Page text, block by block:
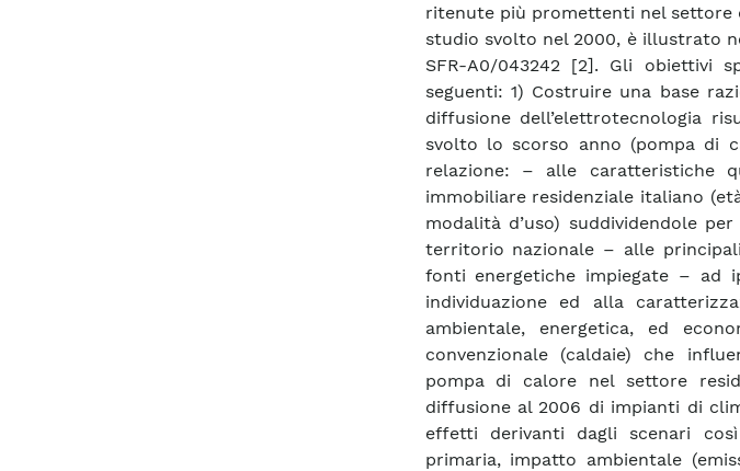
ritenute più promettenti nel settore
studio svolto nel 2000, è illustrato
SFR-A0/043242 [2]. Gli obiettivi
seguenti: 1) Costruire una base
diffusione dell’elettrotecnologia
svolto lo scorso anno (pompa di
relazione: – alle caratteristiche
immobiliare residenziale italiano
modalità d’uso) suddividendole
territorio nazionale – alle
fonti energetiche impiegate – ad
individuazione ed alla
ambientale, energetica, ed
convenzionale (caldaie) che
pompa di calore nel settore
diffusione al 2006 di impianti di
effetti derivanti dagli scenari
primaria, impatto ambientale